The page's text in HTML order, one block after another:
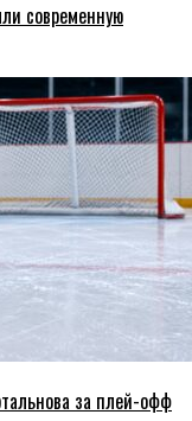
современную
за плей-офф